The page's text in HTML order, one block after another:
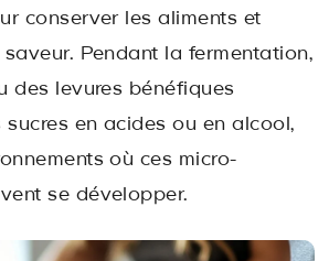
conserver les aliments et
Pendant la fermentation,
des levures bénéfiques
sucres en acides ou en alcool,
où ces micro-
se développer.